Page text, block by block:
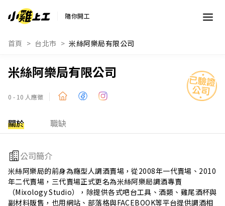
隨你開工
首頁 台北市 米絲阿樂局有限公司
米絲阿樂局有限公司
0 - 10 人應徵
關於 職缺
公司簡介
米絲阿樂局的前身為癮型人調酒賣場，從2008年一代賣場、2010
年二代賣場，三代賣場正式更名為米絲阿樂局調酒專賣
（Mixology Studio），除提供各式吧台工具、酒類、雞尾酒杯與
副材料販售，也用網站、部落格與FACEBOOK等平台提供調酒相